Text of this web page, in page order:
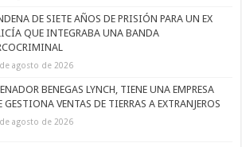
DE SIETE AÑOS DE PRISIÓN PARA UN EX
QUE INTEGRABA UNA BANDA
agosto de 2026
BENEGAS LYNCH, TIENE UNA EMPRESA
GESTIONA VENTAS DE TIERRAS A EXTRANJEROS
agosto de 2026